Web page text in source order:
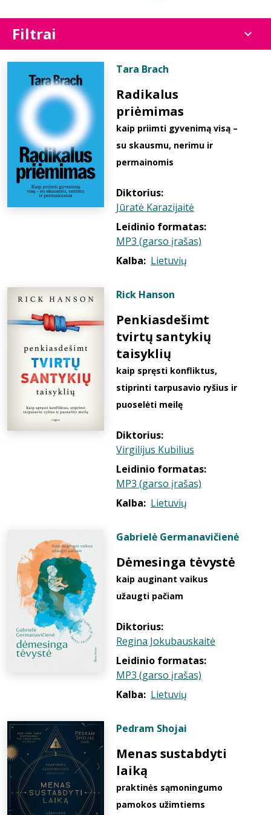
Filtrai
Tara Brach
Radikalus
priėmimas
kaip priimti gyvenimą visą –
su skausmu, nerimu ir
permainomis
Diktorius:
Jūratė Karazijaitė
Leidinio formatas:
MP3 (garso įrašas)
Kalba: Lietuvių
Rick Hanson
Penkiasdešimt
tvirtų santykių
taisyklių
kaip spręsti konfliktus,
stiprinti tarpusavio ryšius ir
puoselėti meilę
Diktorius:
Virgilijus Kubilius
Leidinio formatas:
MP3 (garso įrašas)
Kalba: Lietuvių
Gabrielė Germanavičienė
Dėmesinga tėvystė
kaip auginant vaikus
užaugti pačiam
Diktorius:
Regina Jokubauskaitė
Leidinio formatas:
MP3 (garso įrašas)
Kalba: Lietuvių
Pedram Shojai
Menas sustabdyti
laiką
praktinės sąmoningumo
pamokos užimtiems